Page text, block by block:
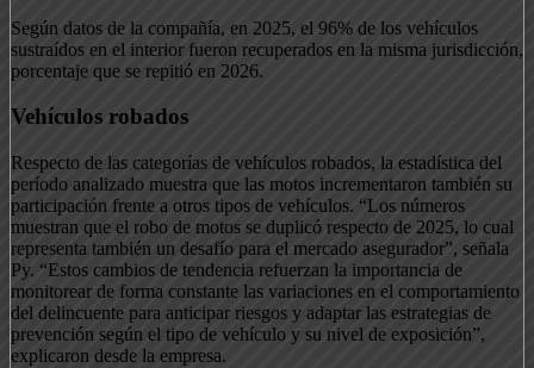
Según datos de la compañía, en 2025, el 96% de los vehículos
sustraídos en el interior fueron recuperados en la misma jurisdicción,
porcentaje que se repitió en 2026.
Vehículos robados
Respecto de las categorías de vehículos robados, la estadística del
período analizado muestra que las motos incrementaron también su
participación frente a otros tipos de vehículos. “Los números
muestran que el robo de motos se duplicó respecto de 2025, lo cual
representa también un desafío para el mercado asegurador”, señala
Py. “Estos cambios de tendencia refuerzan la importancia de
monitorear de forma constante las variaciones en el comportamiento
del delincuente para anticipar riesgos y adaptar las estrategias de
prevención según el tipo de vehículo y su nivel de exposición”,
explicaron desde la empresa.